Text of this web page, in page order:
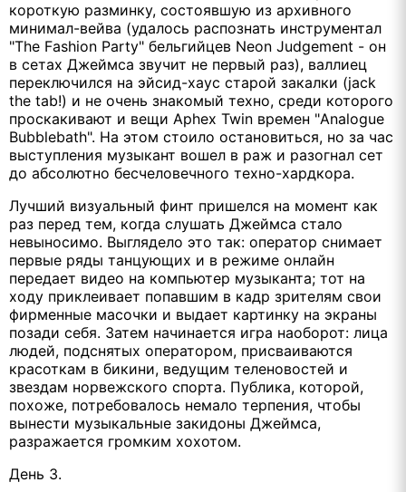
короткую разминку, состоявшую из архивного
минимал-вейва (удалось распознать инструментал
"The Fashion Party" бельгийцев Neon Judgement - он
в сетах Джеймса звучит не первый раз), валлиец
переключился на эйсид-хаус старой закалки (jack
the tab!) и не очень знакомый техно, среди которого
проскакивают и вещи Aphex Twin времен "Analogue
Bubblebath". На этом стоило остановиться, но за час
выступления музыкант вошел в раж и разогнал сет
до абсолютно бесчеловечного техно-хардкора.
Лучший визуальный финт пришелся на момент как
раз перед тем, когда слушать Джеймса стало
невыносимо. Выглядело это так: оператор снимает
первые ряды танцующих и в режиме онлайн
передает видео на компьютер музыканта; тот на
ходу приклеивает попавшим в кадр зрителям свои
фирменные масочки и выдает картинку на экраны
позади себя. Затем начинается игра наоборот: лица
людей, подснятых оператором, присваиваются
красоткам в бикини, ведущим теленовостей и
звездам норвежского спорта. Публика, которой,
похоже, потребовалось немало терпения, чтобы
вынести музыкальные закидоны Джеймса,
разражается громким хохотом.
День 3.